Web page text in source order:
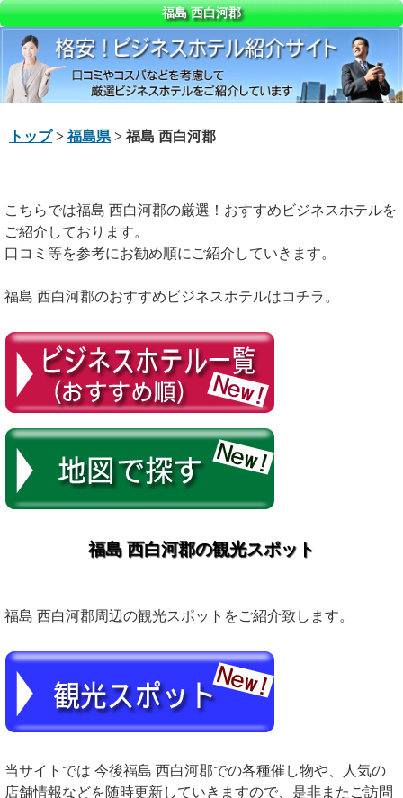
福島 西白河郡
トップ>福島県 > 福島 西白河郡
こちらでは福島 西白河郡の厳選！おすすめビジネスホテルを
ご紹介しております。
口コミ等を参考にお勧め順にご紹介していきます。
福島 西白河郡のおすすめビジネスホテルはコチラ。
福島 西白河郡の観光スポット
福島 西白河郡周辺の観光スポットをご紹介致します。
当サイトでは 今後福島 西白河郡での各種催し物や、人気の
店舗情報などを随時更新していきますので、是非またご訪問